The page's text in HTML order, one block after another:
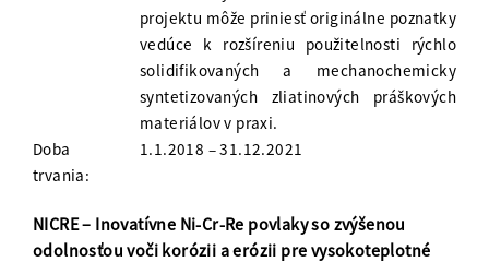
projektu môže priniesť originálne poznatky
vedúce k rozšíreniu použitelnosti rýchlo
solidifikovaných a mechanochemicky
syntetizovaných zliatinových práškových
materiálov v praxi.
Doba
trvania:
1.1.2018 – 31.12.2021
NICRE – Inovatívne Ni-Cr-Re povlaky so zvýšenou
odolnosťou voči korózii a erózii pre vysokoteplotné